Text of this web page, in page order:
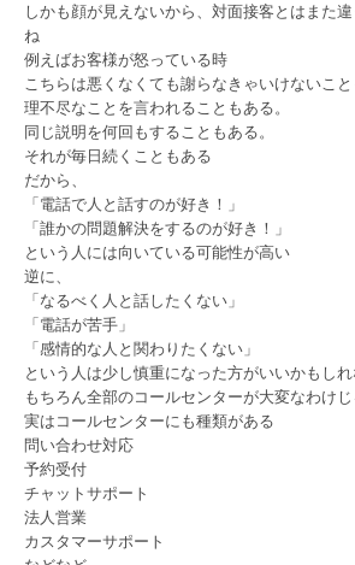
しかも顔が見えないから、対面接客とはまた
ね
例えばお客様が怒っている時
こちらは悪くなくても謝らなきゃいけないこと
理不尽なことを言われることもある。
同じ説明を何回もすることもある。
それが毎日続くこともある
だから、
「電話で人と話すのが好き！」
「誰かの問題解決をするのが好き！」
という人には向いている可能性が高い
逆に、
「なるべく人と話したくない」
「電話が苦手」
「感情的な人と関わりたくない」
という人は少し慎重になった方がいいかもし
もちろん全部のコールセンターが大変なわけじ
実はコールセンターにも種類がある
問い合わせ対応
予約受付
チャットサポート
法人営業
カスタマーサポート